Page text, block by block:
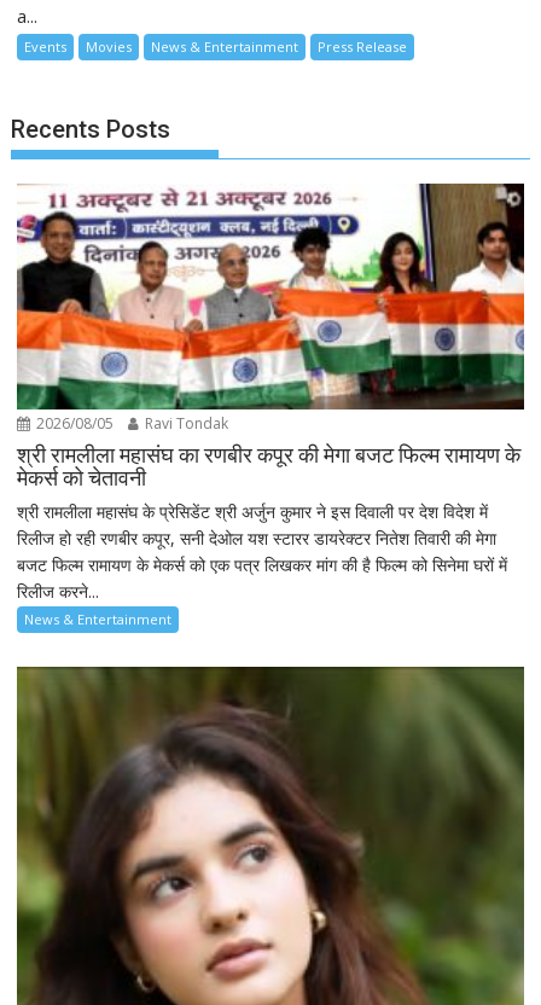
a...
Events Movies News & Entertainment Press Release
Recents Posts
2026/08/05 Ravi Tondak
श्री रामलीला महासंघ का रणबीर कपूर की मेगा बजट फिल्म रामायण के
मेकर्स को चेतावनी
श्री रामलीला महासंघ के प्रेसिडेंट श्री अर्जुन कुमार ने इस दिवाली पर देश विदेश में
रिलीज हो रही रणबीर कपूर, सनी देओल यश स्टारर डायरेक्टर नितेश तिवारी की मेगा
बजट फिल्म रामायण के मेकर्स को एक पत्र लिखकर मांग की है फिल्म को सिनेमा घरों में
रिलीज करने...
News & Entertainment